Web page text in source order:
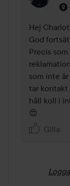
Hej
God
Precis
som inte
tar kontakt
håll koll i
😍
Gilla